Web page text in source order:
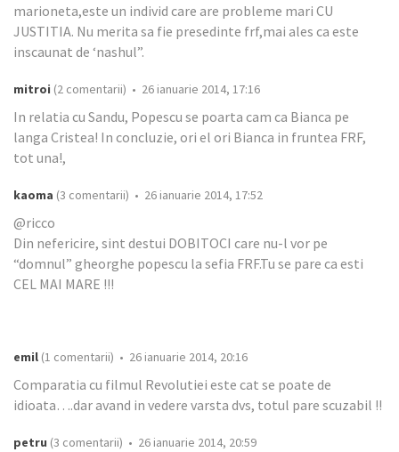
marioneta,este un individ care are probleme mari CU
JUSTITIA. Nu merita sa fie presedinte frf,mai ales ca este
inscaunat de ‘nashul”.
mitroi (2 comentarii) • 26 ianuarie 2014, 17:16
In relatia cu Sandu, Popescu se poarta cam ca Bianca pe
langa Cristea! In concluzie, ori el ori Bianca in fruntea FRF,
tot una!,
kaoma (3 comentarii) • 26 ianuarie 2014, 17:52
@ricco
Din nefericire, sint destui DOBITOCI care nu-l vor pe
“domnul” gheorghe popescu la sefia FRF.Tu se pare ca esti
CEL MAI MARE !!!
emil (1 comentarii) • 26 ianuarie 2014, 20:16
Comparatia cu filmul Revolutiei este cat se poate de
idioata….dar avand in vedere varsta dvs, totul pare scuzabil !!
petru (3 comentarii) • 26 ianuarie 2014, 20:59